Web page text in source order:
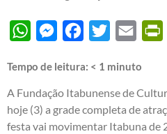
WhatsAppMessengerFacebook
Twitter Email
Tempo de leitura: < 1 minuto
A Fundação Itabunense de
hoje (3) a grade completa de
festa vai movimentar Itabuna de